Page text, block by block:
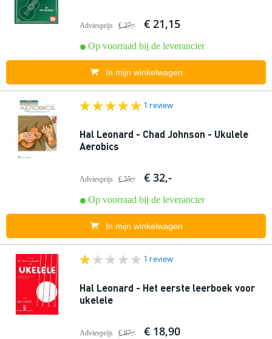
Adviesprijs € 27,- € 21,15
Op voorraad bij de leverancier
In mijn winkelwagen
1 review
Hal Leonard - Chad Johnson - Ukulele
Aerobics
Adviesprijs € 55,- € 32,-
Op voorraad bij de leverancier
In mijn winkelwagen
1 review
Hal Leonard - Het eerste leerboek voor
ukelele
Adviesprijs € 87,- € 18,90